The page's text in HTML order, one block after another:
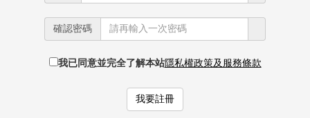
確認密碼
我已同意並完全了解本站隱私權政策及服務條款
我要註冊